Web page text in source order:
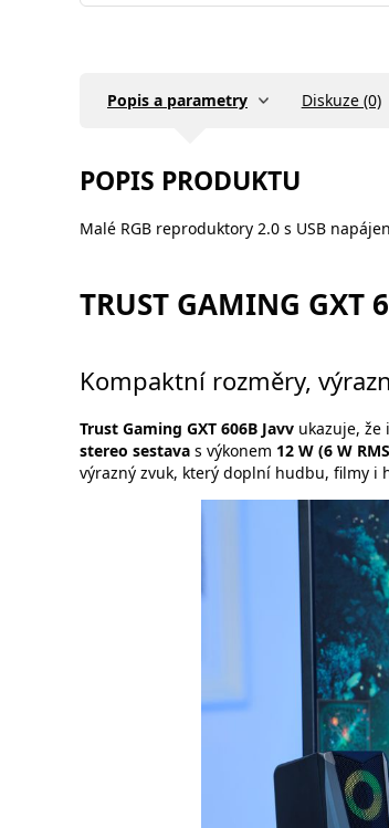
Popis a parametry Diskuze (0)
POPIS PRODUKTU
Malé RGB reproduktory 2.0 s USB
TRUST GAMING GXT
Kompaktní rozměry,
Trust Gaming GXT 606B Javv ukazuje,
stereo sestava s výkonem 12 W (6 W
výrazný zvuk, který doplní hudbu, filmy i